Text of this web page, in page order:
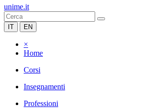
unime.it
IT EN
×
Home
Corsi
Insegnamenti
Professioni